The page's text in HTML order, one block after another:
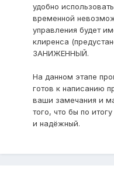
удобно
временной
управления будет
клиренса
ЗАНИЖЕННЫЙ.
На данном этапе
готов к написанию
ваши замечания и
того, что бы по
и надёжный.